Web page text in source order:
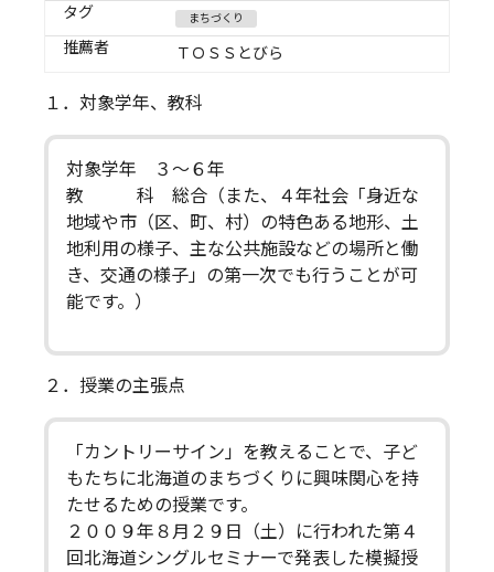
タグ まちづくり
推薦者 ＴＯＳＳとびら
１．対象学年、教科
対象学年 ３～６年
教 科 総合（また、４年社会「身近な
地域や市（区、町、村）の特色ある地形、土
地利用の様子、主な公共施設などの場所と働
き、交通の様子」の第一次でも行うことが可
能です。）
２．授業の主張点
「カントリーサイン」を教えることで、子ど
もたちに北海道のまちづくりに興味関心を持
たせるための授業です。
２００９年８月２９日（土）に行われた第４
回北海道シングルセミナーで発表した模擬授